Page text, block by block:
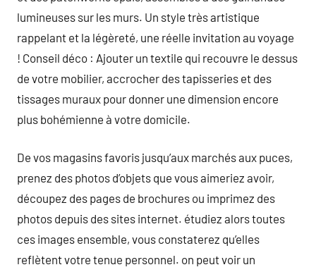
lumineuses sur les murs. Un style très artistique
rappelant et la légèreté, une réelle invitation au voyage
! Conseil déco : Ajouter un textile qui recouvre le dessus
de votre mobilier, accrocher des tapisseries et des
tissages muraux pour donner une dimension encore
plus bohémienne à votre domicile.
De vos magasins favoris jusqu’aux marchés aux puces,
prenez des photos d’objets que vous aimeriez avoir,
découpez des pages de brochures ou imprimez des
photos depuis des sites internet. étudiez alors toutes
ces images ensemble, vous constaterez qu’elles
reflètent votre tenue personnel. on peut voir un